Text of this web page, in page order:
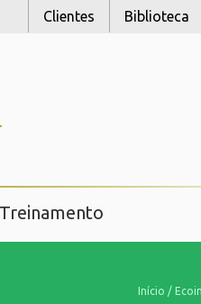
Clientes Biblioteca
Treinamento
Início /